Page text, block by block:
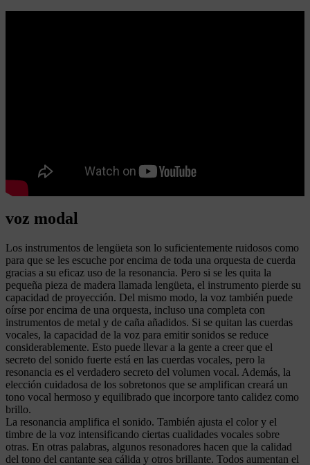
voz modal
Los instrumentos de lengüeta son lo suficientemente ruidosos como
para que se les escuche por encima de toda una orquesta de cuerda
gracias a su eficaz uso de la resonancia. Pero si se les quita la
pequeña pieza de madera llamada lengüeta, el instrumento pierde su
capacidad de proyección. Del mismo modo, la voz también puede
oírse por encima de una orquesta, incluso una completa con
instrumentos de metal y de caña añadidos. Si se quitan las cuerdas
vocales, la capacidad de la voz para emitir sonidos se reduce
considerablemente. Esto puede llevar a la gente a creer que el
secreto del sonido fuerte está en las cuerdas vocales, pero la
resonancia es el verdadero secreto del volumen vocal. Además, la
elección cuidadosa de los sobretonos que se amplifican creará un
tono vocal hermoso y equilibrado que incorpore tanto calidez como
brillo.
La resonancia amplifica el sonido. También ajusta el color y el
timbre de la voz intensificando ciertas cualidades vocales sobre
otras. En otras palabras, algunos resonadores hacen que la calidad
del tono del cantante sea cálida y otros brillante. Todos aumentan el